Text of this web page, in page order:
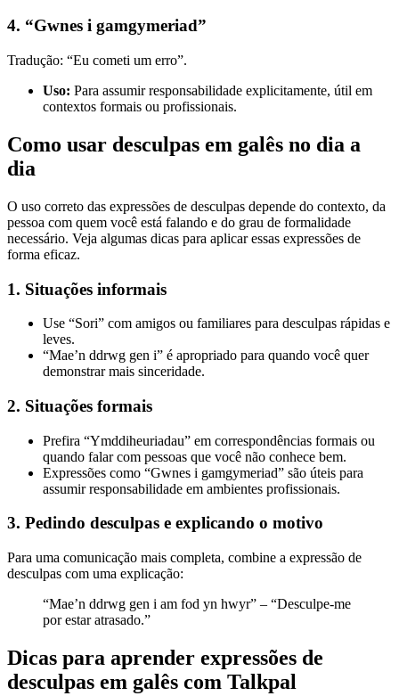
4. “Gwnes i gamgymeriad”
Tradução: “Eu cometi um erro”.
Uso: Para assumir responsabilidade explicitamente, útil em
contextos formais ou profissionais.
Como usar desculpas em galês no dia a
dia
O uso correto das expressões de desculpas depende do contexto, da
pessoa com quem você está falando e do grau de formalidade
necessário. Veja algumas dicas para aplicar essas expressões de
forma eficaz.
1. Situações informais
Use “Sori” com amigos ou familiares para desculpas rápidas e
leves.
“Mae’n ddrwg gen i” é apropriado para quando você quer
demonstrar mais sinceridade.
2. Situações formais
Prefira “Ymddiheuriadau” em correspondências formais ou
quando falar com pessoas que você não conhece bem.
Expressões como “Gwnes i gamgymeriad” são úteis para
assumir responsabilidade em ambientes profissionais.
3. Pedindo desculpas e explicando o motivo
Para uma comunicação mais completa, combine a expressão de
desculpas com uma explicação:
“Mae’n ddrwg gen i am fod yn hwyr” – “Desculpe-me
por estar atrasado.”
Dicas para aprender expressões de
desculpas em galês com Talkpal